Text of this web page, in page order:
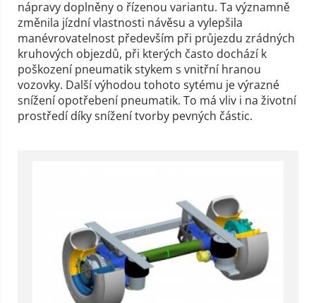
nápravy doplněny o řízenou variantu. Ta významně
změnila jízdní vlastnosti návěsu a vylepšila
manévrovatelnost především při průjezdu zrádných
kruhových objezdů, při kterých často dochází k
poškození pneumatik stykem s vnitřní hranou
vozovky. Další výhodou tohoto sytému je výrazné
snížení opotřebení pneumatik. To má vliv i na životní
prostředí díky snížení tvorby pevných částic.